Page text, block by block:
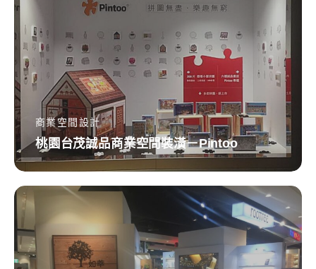
茂
誠
品
商
業
空
間
裝
潢
－
Pintoo
商業空間設計
桃園台茂誠品商業空間裝潢－Pintoo
微
風
南
京